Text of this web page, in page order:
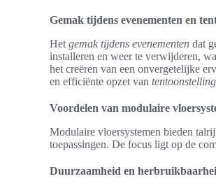
Gemak tijdens evenementen en
Het gemak tijdens evenementen dat
installeren en weer te verwijderen,
het creëren van een onvergetelijke
en efficiënte opzet van
Voordelen van modulaire
Modulaire vloersystemen bieden
toepassingen. De focus ligt op de
Duurzaamheid en